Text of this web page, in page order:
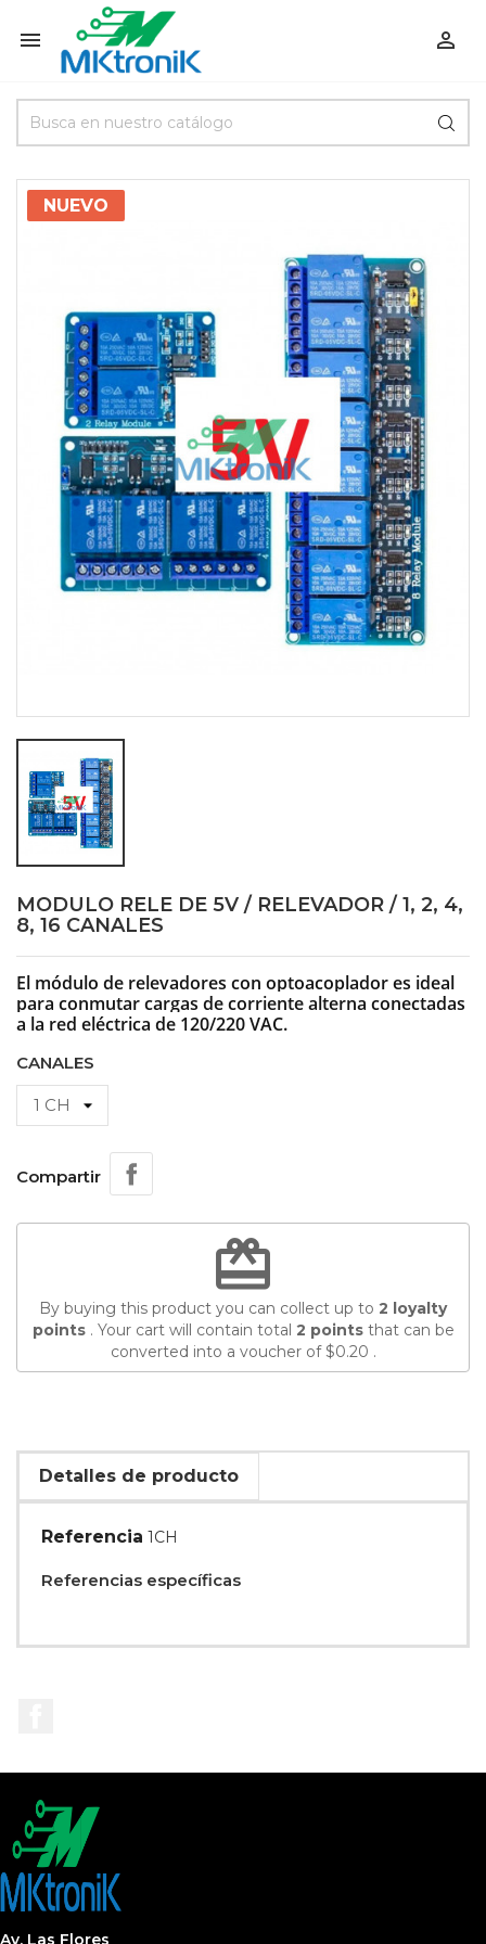
 
NUEVO
MODULO RELE DE 5V / RELEVADOR / 1, 2, 4,
8, 16 CANALES
El módulo de relevadores con optoacoplador es ideal
para conmutar cargas de corriente alterna conectadas
a la red eléctrica de 120/220 VAC.
CANALES
Compartir
redeem
By buying this product you can collect up to 2 loyalty
points. Your cart will contain total 2 pointsthat can be
converted into a voucher of$0.20 .
Detalles de producto
Referencia 1CH
Referencias específicas